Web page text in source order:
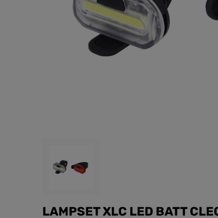
LAMPSET XLC LED BATT